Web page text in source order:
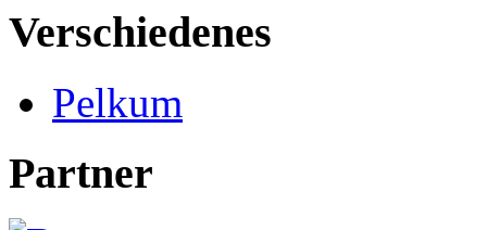
Verschiedenes
Pelkum
Partner